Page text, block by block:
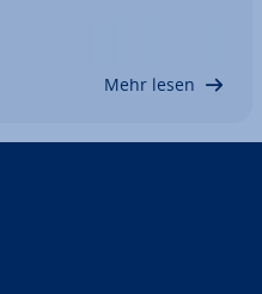
Mehr lesen